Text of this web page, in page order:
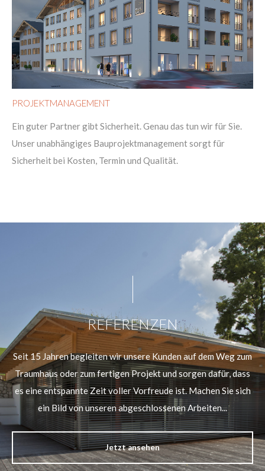
PROJEKTMANAGEMENT
Ein guter Partner gibt Sicherheit. Genau das tun wir für Sie.
Unser unabhängiges Bauprojektmanagement sorgt für
Sicherheit bei Kosten, Termin und Qualität.
REFERENZEN
Seit 15 Jahren begleiten wir unsere Kunden auf dem Weg zum
Traumhaus oder zum fertigen Projekt und sorgen dafür, dass
es eine entspannte Zeit voller Vorfreude ist. Machen Sie sich
ein Bild von unseren abgeschlossenen Arbeiten...
Jetzt ansehen